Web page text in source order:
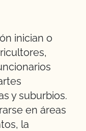
inician o
y suburbios.
en áreas
la